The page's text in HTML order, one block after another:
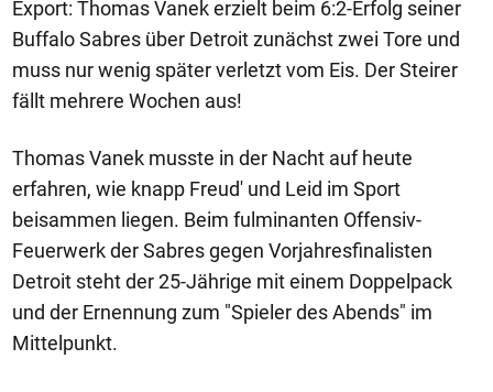
Export: Thomas Vanek erzielt beim 6:2-Erfolg seiner
Buffalo Sabres über Detroit zunächst zwei Tore und
muss nur wenig später verletzt vom Eis. Der Steirer
fällt mehrere Wochen aus!
Thomas Vanek musste in der Nacht auf heute
erfahren, wie knapp Freud' und Leid im Sport
beisammen liegen. Beim fulminanten Offensiv-
Feuerwerk der Sabres gegen Vorjahresfinalisten
Detroit steht der 25-Jährige mit einem Doppelpack
und der Ernennung zum "Spieler des Abends" im
Mittelpunkt.